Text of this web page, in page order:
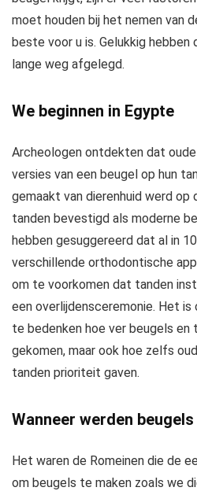
moet houden bij het nemen van
beste voor u is. Gelukkig hebben
lange weg afgelegd.
We beginnen in Egypte
Archeologen ontdekten dat
versies van een beugel op hun
gemaakt van dierenhuid werd op
tanden bevestigd als moderne
hebben gesuggereerd dat al in
verschillende orthodontische
om te voorkomen dat tanden
een overlijdensceremonie. Het
te bedenken hoe ver beugels en
gekomen, maar ook hoe zelfs
tanden prioriteit gaven.
Wanneer werden
Het waren de Romeinen die de
om beugels te maken zoals we